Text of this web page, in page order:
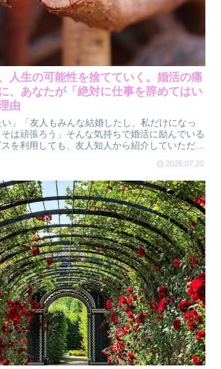
人生の可能性を捨てていく。婚活の痛
、あなたが「絶対に仕事を辞めてはい
由
い」「友人もみんな結婚したし、私だけになっ
は頑張ろう」そんな気持ちで婚活に励んでいる
を利用しても、友人知人から紹介していただい
2026.07.20